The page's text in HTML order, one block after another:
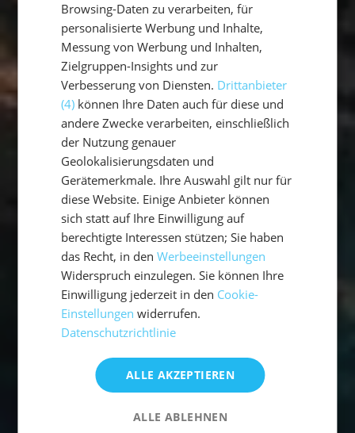
Browsing-Daten zu verarbeiten, für
personalisierte Werbung und Inhalte,
Messung von Werbung und Inhalten,
Zielgruppen-Insights und zur
Verbesserung von Diensten. Drittanbieter
(4) können Ihre Daten auch für diese und
andere Zwecke verarbeiten, einschließlich
der Nutzung genauer
Geolokalisierungsdaten und
Gerätemerkmale. Ihre Auswahl gilt nur für
diese Website. Einige Anbieter können
sich statt auf Ihre Einwilligung auf
berechtigte Interessen stützen; Sie haben
das Recht, in denWerbeeinstellungen
Widerspruch einzulegen. Sie können Ihre
Einwilligung jederzeit in den Cookie-
Einstellungen widerrufen.
Datenschutzrichtlinie
ALLE AKZEPTIEREN
ALLE ABLEHNEN